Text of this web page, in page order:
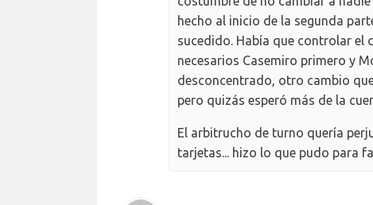
hecho al inicio de la segunda
sucedido. Había que controlar el
necesarios Casemiro primero y
desconcentrado, otro cambio
pero quizás esperó más de la
El arbitrucho de turno quería
tarjetas... hizo lo que pudo para